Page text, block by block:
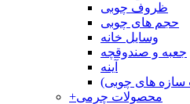
ظروف چوبی
حجم های چوبی
وسایل خانه
جعبه و صندوقچه
آینه
های چوبی)
+محصولات چرمی